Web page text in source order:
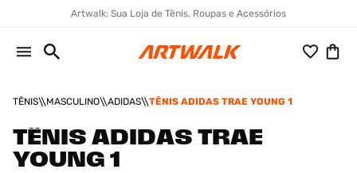
Artwalk: Sua Loja de Tênis, Roupas e Acessórios
TÊNIS MASCULINO ADIDAS TÊNIS ADIDAS TRAE YOUNG 1
TÊNIS ADIDAS TRAE
YOUNG 1